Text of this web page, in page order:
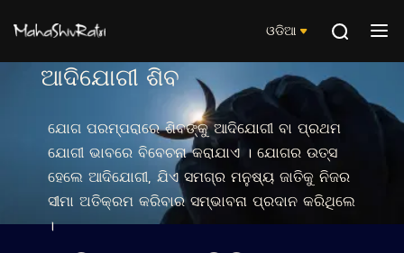
ଓଡିଆ
ଆଦିଯୋଗୀ ଶିବ
ଯୋଗ ପରମ୍ପରାରେ ଶିବଙ୍କୁ ଆଦିଯୋଗୀ ବା ପ୍ରଥମ
ଯୋଗୀ ଭାବରେ ବିବେଚନା କରାଯାଏ । ଯୋଗର ଉତ୍ସ
ହେଲେ ଆଦିଯୋଗୀ, ଯିଏ ସମଗ୍ର ମନୁଷ୍ୟ ଜାତିକୁ ନିଜର
ସୀମା ଅତିକ୍ରମ କରିବାର ସମ୍ଭାବନା ପ୍ରଦାନ କରିଥିଲେ
।